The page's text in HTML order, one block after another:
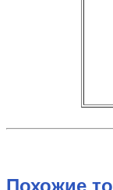
Похожие